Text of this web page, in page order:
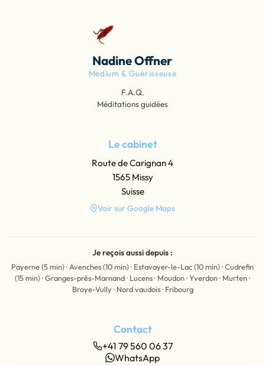
Nadine Offner
Medium & Guérisseuse
F.A.Q.
Méditations guidées
Le cabinet
Route de Carignan 4
1565 Missy
Suisse
Voir sur Google Maps
Je reçois aussi depuis :
Payerne (5 min) · Avenches (10 min) · Estavayer-le-Lac (10 min) · Cudrefin
(15 min) · Granges-près-Marnand · Lucens · Moudon · Yverdon · Murten ·
Broye-Vully · Nord vaudois · Fribourg
Contact
+41 79 560 06 37
WhatsApp